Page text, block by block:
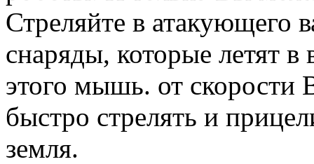
Стреляйте в атакующего
снаряды, которые летят
этого мышь. от скорости
быстро стрелять и
земля.